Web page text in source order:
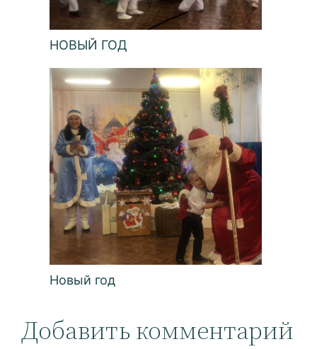
НОВЫЙ ГОД
Новый год
Добавить комментарий